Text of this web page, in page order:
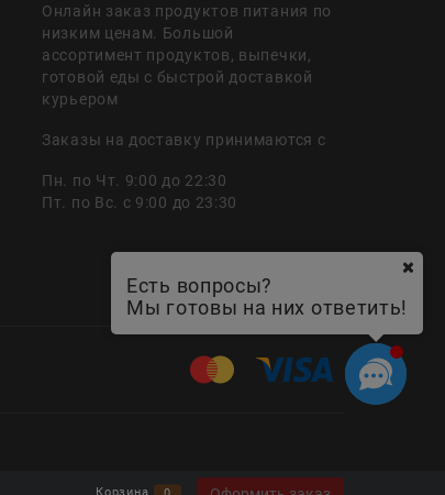
Онлайн заказ продуктов питания по
низким ценам. Большой
ассортимент продуктов, выпечки,
готовой еды с быстрой доставкой
курьером
Заказы на доставку принимаются с
Пн. по Чт. 9:00 до 22:30
Пт. по Вс. с 9:00 до 23:30
Есть вопросы?
Мы готовы на них ответить!